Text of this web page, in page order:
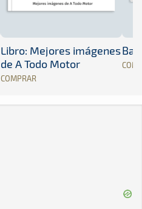
Libro: Mejores imágenes
de A Todo Motor
COMPRAR